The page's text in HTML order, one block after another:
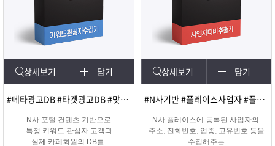
상세보기 담기
#메타광고DB #타겟광고DB #맞춤DB
N사 포털 컨텐츠 기반으로
특정 키워드 관심자 고객과
실제 카페회원의 DB를
상세보기 담기
#N사기반 #플레이스사업자 #플레이스신규사업자
N사 플레이스에 등록된 사업자의
주소, 전화번호, 업종, 고유번호 등을
수집해주는